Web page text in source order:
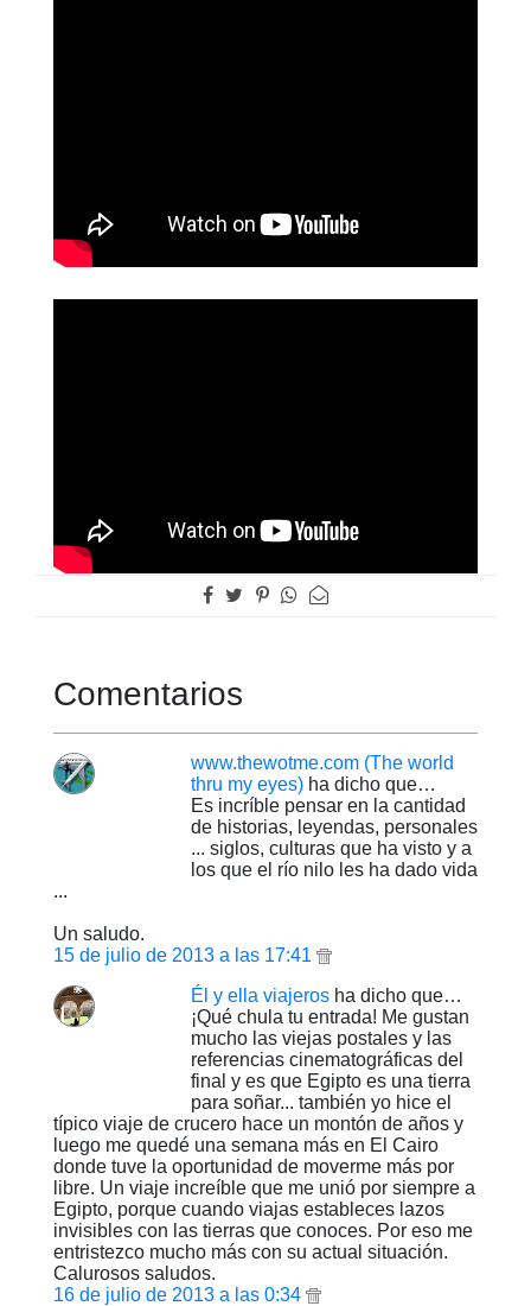
Comentarios
www.thewotme.com (The world
thru my eyes) ha dicho que…
Es incríble pensar en la cantidad
de historias, leyendas, personales
... siglos, culturas que ha visto y a
los que el río nilo les ha dado vida
...
Un saludo.
15 de julio de 2013 a las 17:41
Él y ella viajeros ha dicho que…
¡Qué chula tu entrada! Me gustan
mucho las viejas postales y las
referencias cinematográficas del
final y es que Egipto es una tierra
para soñar... también yo hice el
típico viaje de crucero hace un montón de años y
luego me quedé una semana más en El Cairo
donde tuve la oportunidad de moverme más por
libre. Un viaje increíble que me unió por siempre a
Egipto, porque cuando viajas estableces lazos
invisibles con las tierras que conoces. Por eso me
entristezco mucho más con su actual situación.
Calurosos saludos.
16 de julio de 2013 a las 0:34